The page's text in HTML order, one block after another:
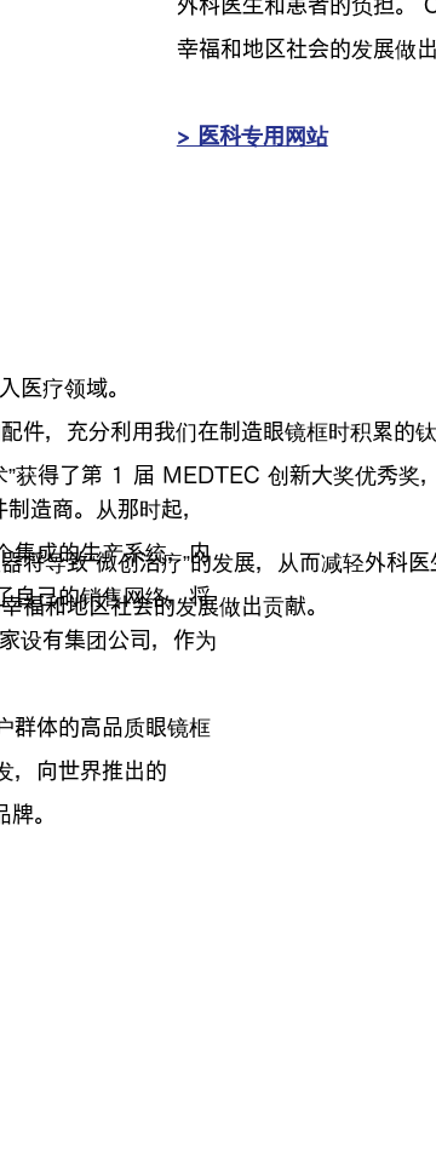
造商。从那时起，
集成的生产系统，内
自己的销售网络，将
设有集团公司，作为
群体的高品质眼镜框
，向世界推出的
。
医疗领域。
件，充分利用我们在制造眼镜框时积累的
”获得了第 1 届 MEDTEC 创新大奖优秀奖
将导致“微创治疗”的发展，从而减轻外科
福和地区社会的发展做出贡献。
外科医生和患者的负担。
幸福和地区社会的发展做出
> 医科专用网站